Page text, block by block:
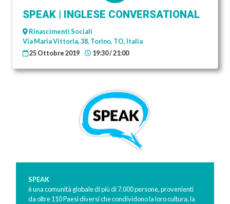
SPEAK | INGLESE CONVERSATIONAL
Rinascimenti Sociali
Via Maria Vittoria, 38, Torino, TO, Italia
25 Ottobre 2019
19:30 / 21:00
SPEAK
è una comunità globale di più di ​7​.0​00 persone, provenienti
da oltre 110 Paesi diversi che condividono la loro cultura, la